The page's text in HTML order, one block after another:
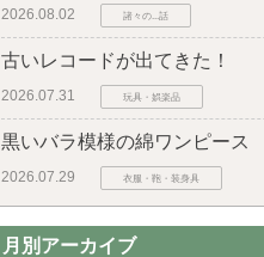
2026.08.02 諸々の...話
古いレコードが出てきた！
2026.07.31 玩具・娯楽品
黒いバラ模様の綿ワンピース
2026.07.29 衣服・鞄・装身具
月別アーカイブ